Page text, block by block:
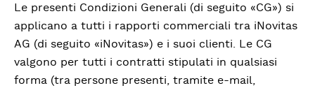
Le presenti Condizioni Generali (di seguito «CG») si
applicano a tutti i rapporti commerciali tra iNovitas
AG (di seguito «iNovitas») e i suoi clienti. Le CG
valgono per tutti i contratti stipulati in qualsiasi
forma (tra persone presenti, tramite e-mail,